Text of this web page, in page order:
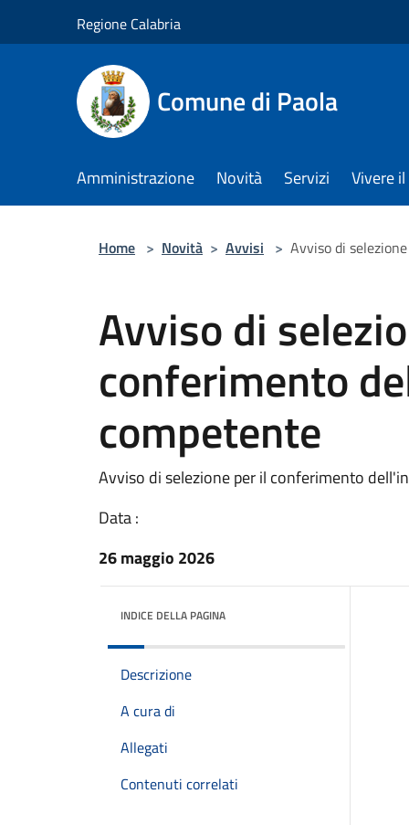
Regione Calabria
Comune di Paola
Amministrazione Novità Servizi Vivere
Home > Novità > Avvisi > Avviso di
Avviso di
conferimento
competente
Avviso di selezione per il conferimento
Data :
26 maggio 2026
INDICE DELLA PAGINA
Descrizione
A cura di
Allegati
Contenuti correlati